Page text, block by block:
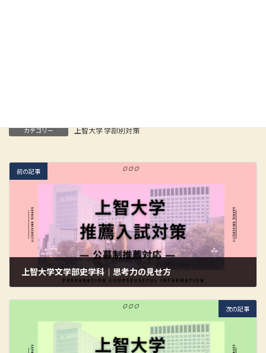
カテゴリー 上智大学 学部別対策
前の記事
上智大学文学部史学科｜思考力の見せ方
次の記事